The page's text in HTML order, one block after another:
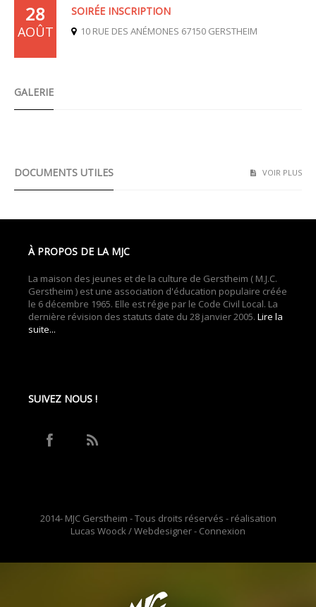
28
AOÛT
SOIRÉE INSCRIPTION
10 RUE DES ANÉMONES 67150 GERSTHEIM
GALERIE
DOCUMENTS UTILES VOIR PLUS
À PROPOS DE LA MJC
La maison des jeunes et de la culture de Gerstheim ( M.J.C.
Gerstheim ) est une association d'éducation populaire créée
le 6 décembre 1965. Elle est régie par le Code Civil Local. La
dernière révision des statuts date du 28 janvier 2005. Lire la
suite...
SUIVEZ NOUS !
2014- MJC Gerstheim - Tous droits réservés - réalisation
Lucas Woock / Webdesigner - Connexion